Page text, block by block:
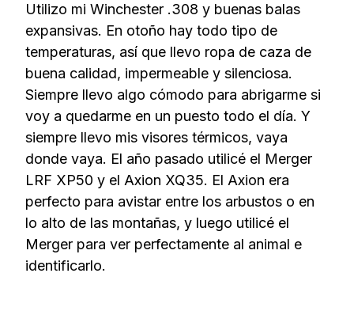
Utilizo mi Winchester .308 y buenas balas
expansivas. En otoño hay todo tipo de
temperaturas, así que llevo ropa de caza de
buena calidad, impermeable y silenciosa.
Siempre llevo algo cómodo para abrigarme si
voy a quedarme en un puesto todo el día. Y
siempre llevo mis visores térmicos, vaya
donde vaya. El año pasado utilicé el Merger
LRF XP50 y el Axion XQ35. El Axion era
perfecto para avistar entre los arbustos o en
lo alto de las montañas, y luego utilicé el
Merger para ver perfectamente al animal e
identificarlo.